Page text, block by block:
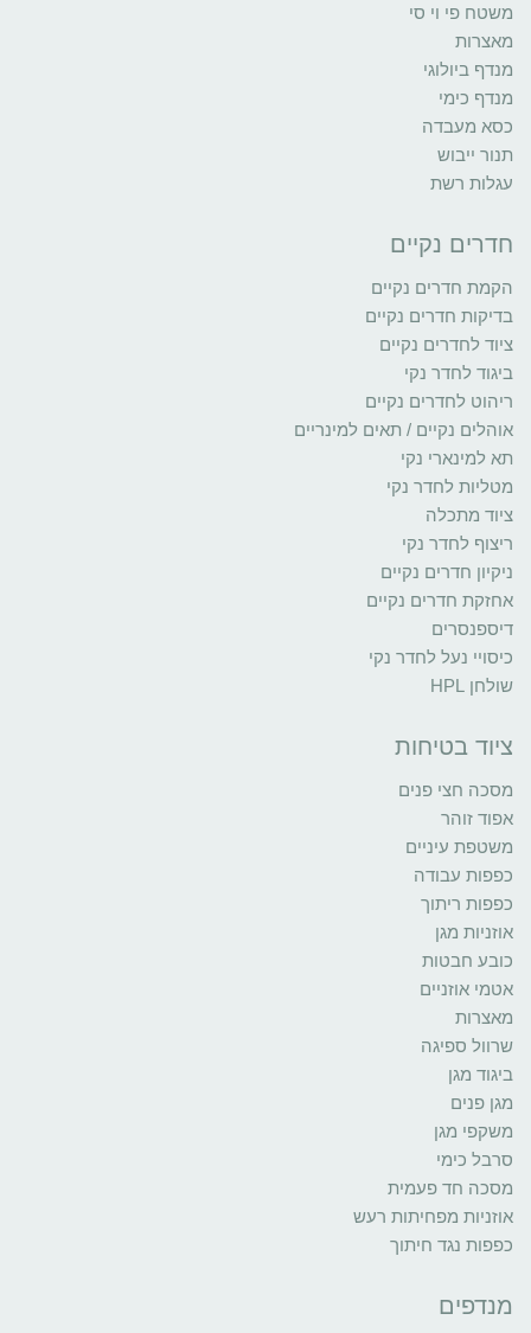
משטח פי וי סי
מאצרות
מנדף ביולוגי
מנדף כימי
כסא מעבדה
תנור ייבוש
עגלות רשת
חדרים נקיים
הקמת חדרים נקיים
בדיקות חדרים נקיים
ציוד לחדרים נקיים
ביגוד לחדר נקי
ריהוט לחדרים נקיים
אוהלים נקיים / תאים למינריים
תא למינארי נקי
מטליות לחדר נקי
ציוד מתכלה
ריצוף לחדר נקי
ניקיון חדרים נקיים
אחזקת חדרים נקיים
דיספנסרים
כיסויי נעל לחדר נקי
שולחן HPL
ציוד בטיחות
מסכה חצי פנים
אפוד זוהר
משטפת עיניים
כפפות עבודה
כפפות ריתוך
אוזניות מגן
כובע חבטות
אטמי אוזניים
מאצרות
שרוול ספיגה
ביגוד מגן
מגן פנים
משקפי מגן
סרבל כימי
מסכה חד פעמית
אוזניות מפחיתות רעש
כפפות נגד חיתוך
מנדפים